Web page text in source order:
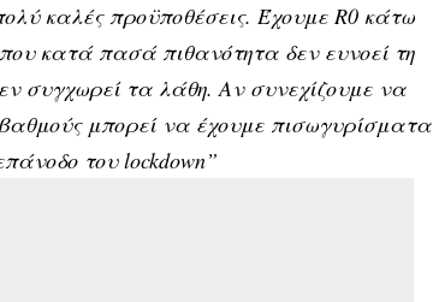
καλές προϋποθέσεις. Έχουμε R0 κάτω
κατά πασά πιθανότητα δεν ευνοεί τη
συγχωρεί τα λάθη. Αν συνεχίζουμε να
μπορεί να έχουμε πισωγυρίσματα
του lockdown”